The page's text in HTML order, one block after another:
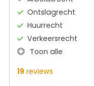
Ontslagrecht
Huurrecht
Verkeersrecht
Toon alle
19 reviews